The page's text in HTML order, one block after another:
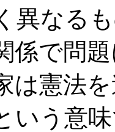
異なる
係で問
は憲法
いう意